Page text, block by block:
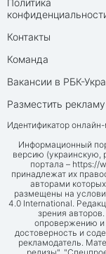
Политика
Контакты
Команда
Вакансии в РБК-
Разместить рекламу
Идентификатор
Информационный
версию (украинскую,
портала – https://
принадлежат их
авторами
размещены на
4.0 International.
зрения
опровержению и
достоверность и
рекламодатель.